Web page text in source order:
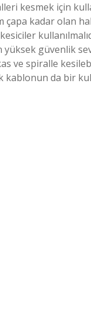
kesmek için
çapa kadar olan
yüksek güvenlik
ve spiralle
kablonun da bir